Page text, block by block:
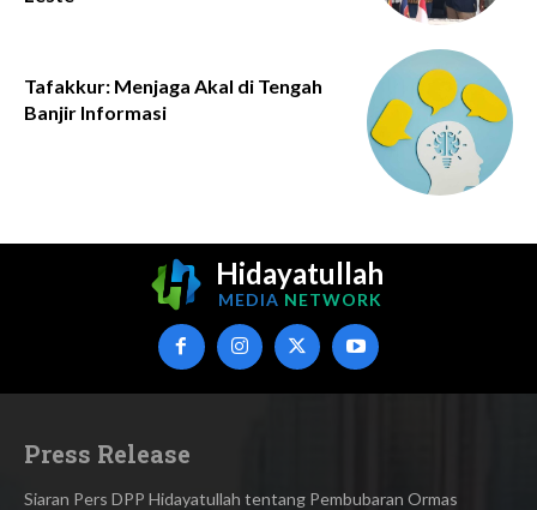
Tafakkur: Menjaga Akal di Tengah
Banjir Informasi
Hidayatullah
MEDIA NETWORK
Press Release
Siaran Pers DPP Hidayatullah tentang Pembubaran Ormas